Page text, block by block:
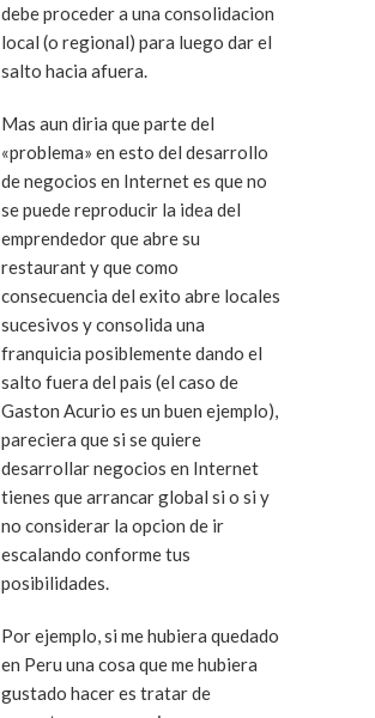
debe proceder a una consolidacion
local (o regional) para luego dar el
salto hacia afuera.
Mas aun diria que parte del
«problema» en esto del desarrollo
de negocios en Internet es que no
se puede reproducir la idea del
emprendedor que abre su
restaurant y que como
consecuencia del exito abre locales
sucesivos y consolida una
franquicia posiblemente dando el
salto fuera del pais (el caso de
Gaston Acurio es un buen ejemplo),
pareciera que si se quiere
desarrollar negocios en Internet
tienes que arrancar global si o si y
no considerar la opcion de ir
escalando conforme tus
posibilidades.
Por ejemplo, si me hubiera quedado
en Peru una cosa que me hubiera
gustado hacer es tratar de